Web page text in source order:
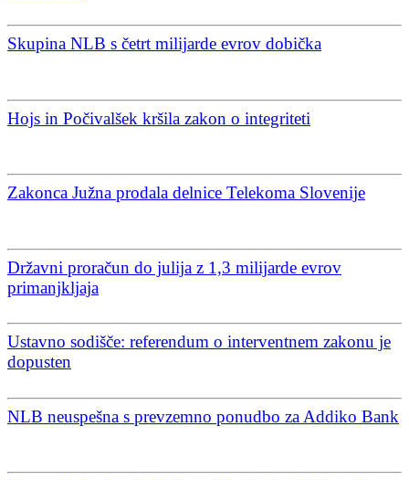
Skupina NLB s četrt milijarde evrov dobička
Hojs in Počivalšek kršila zakon o integriteti
Zakonca Južna prodala delnice Telekoma Slovenije
Državni proračun do julija z 1,3 milijarde evrov
primanjkljaja
Ustavno sodišče: referendum o interventnem zakonu je
dopusten
NLB neuspešna s prevzemno ponudbo za Addiko Bank